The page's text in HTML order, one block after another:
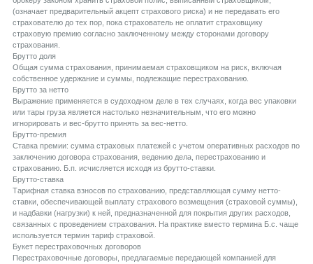
(означает предварительный акцепт страхового риска) и не передавать его
страхователю до тех пор, пока страхователь не оплатит страховщику
страховую премию согласно заключенному между сторонами договору
страхования.
Брутто доля
Общая сумма страхования, принимаемая страховщиком на риск, включая
собственное удержание и суммы, подлежащие перестрахованию.
Брутто за нетто
Выражение применяется в судоходном деле в тех случаях, когда вес упаковки
или тары груза является настолько незначительным, что его можно
игнорировать и вес-брутто принять за вес-нетто.
Брутто-премия
Ставка премии: сумма страховых платежей с учетом оперативных расходов по
заключению договора страхования, ведению дела, перестрахованию и
страхованию. Б.п. исчисляется исходя из брутто-ставки.
Брутто-ставка
Тарифная ставка взносов по страхованию, представляющая сумму нетто-
ставки, обеспечивающей выплату страхового возмещения (страховой суммы),
и надбавки (нагрузки) к ней, предназначенной для покрытия других расходов,
связанных с проведением страхования. На практике вместо термина Б.с. чаще
используется термин тариф страховой.
Букет перестраховочных договоров
Перестраховочные договоры, предлагаемые передающей компанией для